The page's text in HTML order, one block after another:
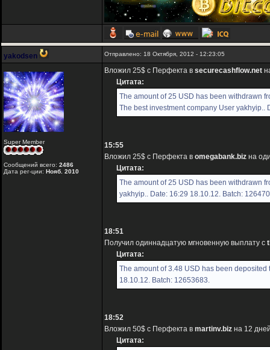
yakodsen Отправлено: 18 Октября, 2012 - 12:23:05
Super Member
Сообщений всего: 2486
Дата рег-ции: Нояб. 2010
Вложил 25$ с Перфекта в securecashflow.net
Цитата:
The amount of 25 USD has been withdrawn
The best investment company User yakhyip..
15:55
Вложил 25$ с Перфекта в omegabank.biz на
Цитата:
The amount of 25 USD has been withdrawn
yakhyip.. Date: 16:29 18.10.12. Batch:
18:51
Получил одиннадцатую мгновенную выплату с
Цитата:
The amount of 3.48 USD has been
18.10.12. Batch: 12653683.
18:52
Вложил 50$ с Перфекта в martinv.biz на 12
Цитата: